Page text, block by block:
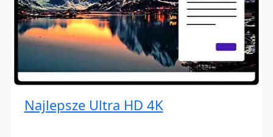
Najlepsze Ultra HD 4K